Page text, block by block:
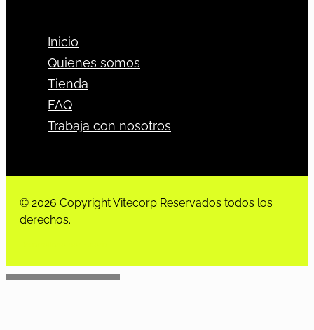
Inicio
Quienes somos
Tienda
FAQ
Trabaja con nosotros
© 2026 Copyright Vitecorp Reservados todos los
derechos.